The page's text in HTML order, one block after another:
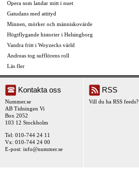
Opera som landar mitt i nuet
Gatudans med attityd
Minnen, mörker och människovärde
Högtflygande historier i Helsingborg
Vandra fritt i Woyzecks värld
Andreas tog sufflörens roll
Läs fler
Kontakta oss
Nummer.se
AB Tidningen Vi
Box 2052
103 12 Stockholm
Tel: 010-744 24 11
Vx: 010-744 24 00
E-post: info@nummer.se
RSS
Vill du ha RSS feeds?